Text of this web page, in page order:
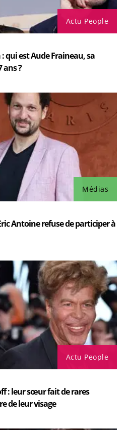
Actu People
qui est Aude Fraineau, sa
ans ?
Médias
Antoine refuse de participer à
Actu People
: leur sœur fait de rares
de leur visage